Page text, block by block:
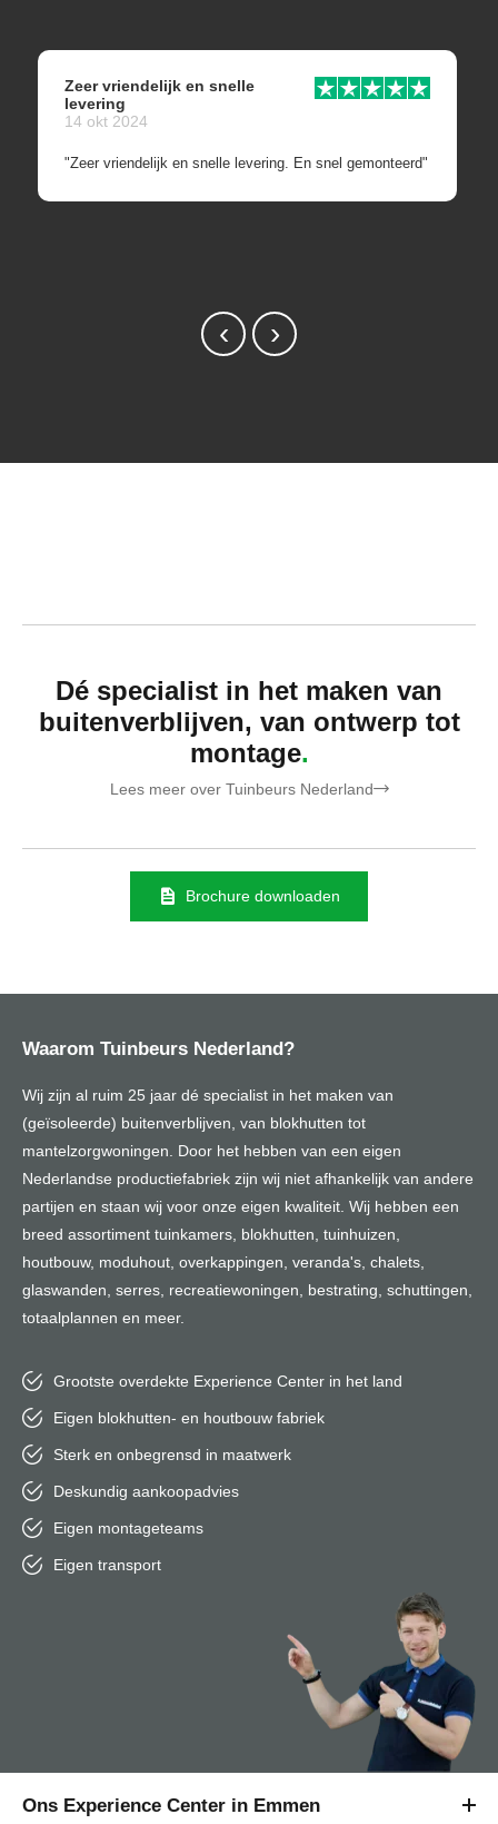
Zeer vriendelijk en snelle
levering
14 okt 2024
"Zeer vriendelijk en snelle levering. En snel gemonteerd"
‹ ›
Dé specialist in het maken van
buitenverblijven, van ontwerp tot
montage
Lees meer over Tuinbeurs Nederland
Brochure downloaden
Waarom Tuinbeurs Nederland?
Wij zijn al ruim 25 jaar dé specialist in het maken van
(geïsoleerde) buitenverblijven, van blokhutten tot
mantelzorgwoningen. Door het hebben van een eigen
Nederlandse productiefabriek zijn wij niet afhankelijk van andere
partijen en staan wij voor onze eigen kwaliteit. Wij hebben een
breed assortiment tuinkamers, blokhutten, tuinhuizen,
houtbouw, moduhout, overkappingen, veranda's, chalets,
glaswanden, serres, recreatiewoningen, bestrating, schuttingen,
totaalplannen en meer.
Grootste overdekte Experience Center in het land
Eigen blokhutten- en houtbouw fabriek
Sterk en onbegrensd in maatwerk
Deskundig aankoopadvies
Eigen montageteams
Eigen transport
Ons Experience Center in Emmen